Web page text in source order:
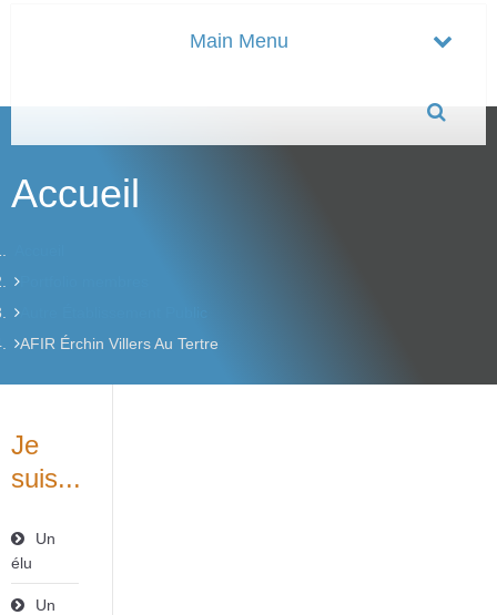
Accueil
AFIR Érchin Villers Au Tertre
Je
suis...
Un
élu
Un